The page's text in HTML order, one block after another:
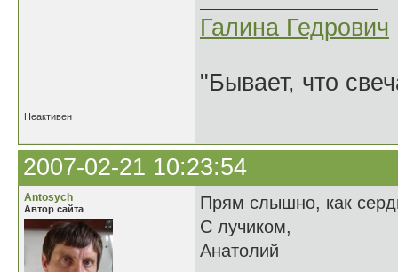
Галина Гедрович
"Бывает, что
Неактивен
2007-02-21 10:23:54
Antosych
Автор сайта
Прям слышно, как
С лучиком,
Анатолий